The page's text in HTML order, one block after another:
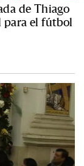
de Thiago
para el fútbol